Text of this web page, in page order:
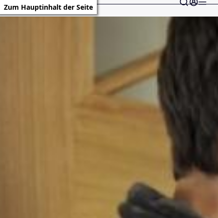
Zum Hauptinhalt der Seite